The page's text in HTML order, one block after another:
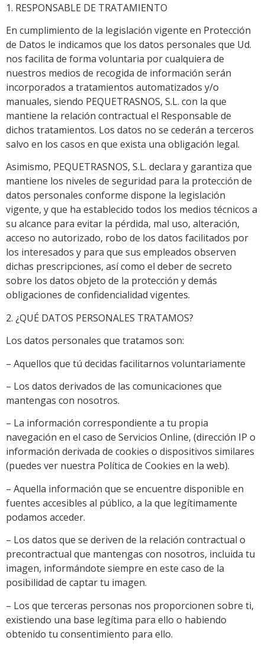
1. RESPONSABLE DE TRATAMIENTO
En cumplimiento de la legislación vigente en Protección
de Datos le indicamos que los datos personales que Ud.
nos facilita de forma voluntaria por cualquiera de
nuestros medios de recogida de información serán
incorporados a tratamientos automatizados y/o
manuales, siendo PEQUETRASNOS, S.L. con la que
mantiene la relación contractual el Responsable de
dichos tratamientos. Los datos no se cederán a terceros
salvo en los casos en que exista una obligación legal.
Asimismo, PEQUETRASNOS, S.L. declara y garantiza que
mantiene los niveles de seguridad para la protección de
datos personales conforme dispone la legislación
vigente, y que ha establecido todos los medios técnicos a
su alcance para evitar la pérdida, mal uso, alteración,
acceso no autorizado, robo de los datos facilitados por
los interesados y para que sus empleados observen
dichas prescripciones, así como el deber de secreto
sobre los datos objeto de la protección y demás
obligaciones de confidencialidad vigentes.
2. ¿QUÉ DATOS PERSONALES TRATAMOS?
Los datos personales que tratamos son:
– Aquellos que tú decidas facilitarnos voluntariamente
– Los datos derivados de las comunicaciones que
mantengas con nosotros.
– La información correspondiente a tu propia
navegación en el caso de Servicios Online, (dirección IP o
información derivada de cookies o dispositivos similares
(puedes ver nuestra Política de Cookies en la web).
– Aquella información que se encuentre disponible en
fuentes accesibles al público, a la que legítimamente
podamos acceder.
– Los datos que se deriven de la relación contractual o
precontractual que mantengas con nosotros, incluida tu
imagen, informándote siempre en este caso de la
posibilidad de captar tu imagen.
– Los que terceras personas nos proporcionen sobre ti,
existiendo una base legítima para ello o habiendo
obtenido tu consentimiento para ello.